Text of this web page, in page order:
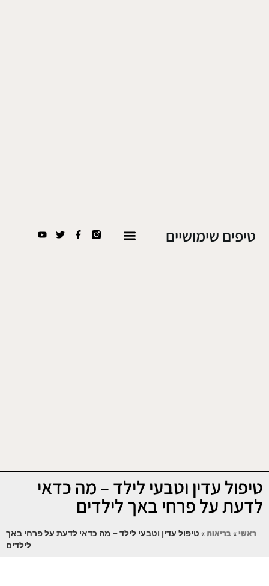
טיפים שימושיים
טיפול עדין וטבעי לילד – מה כדאי
לדעת על פרחי באך לילדים
ראשי» בריאות» טיפול עדין וטבעי לילד – מה כדאי לדעת על פרחי באך
לילדים